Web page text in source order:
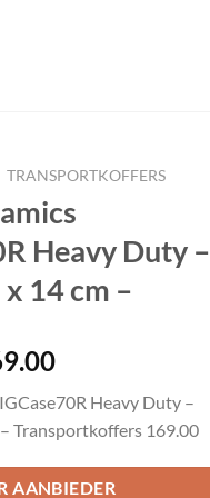
TRANSPORTKOFFERS
Heavy Duty –
14 cm –
Huidige
is:
€169.00.
Heavy Duty –
Transportkoffers 169.00
AANBIEDER